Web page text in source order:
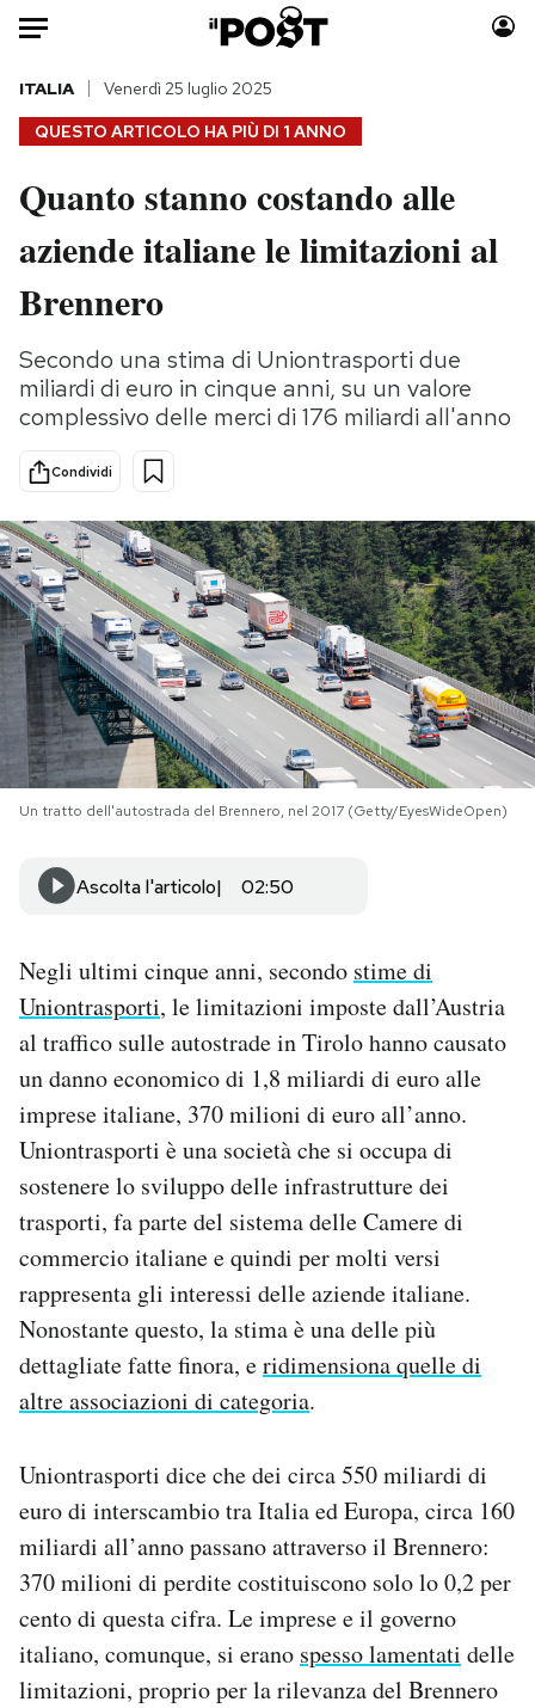
HOME
Italia
Politica
Tecnologia
Scienza
Cultura
Sport
Moda
Consumismi
Media
Europa
PODCAST
NEWSLETTER
I MIEI PREFERITI
SHOP
CALENDARIO
AREA PERSONALE
Area Personale
Newsletter
Notifiche mobile
Regala il Post
Hai bisogno di aiuto?
Esci
QUESTO ARTICOLO HA PIÙ DI 1 ANNO
ITALIA Venerdì 25 luglio 2025
Quanto stanno costando alle
aziende italiane le limitazioni al
Brennero
Secondo una stima di Uniontrasporti due
miliardi di euro in cinque anni, su un valore
complessivo delle merci di 176 miliardi all'anno
Condividi
Un tratto dell'autostrada del Brennero, nel 2017 (Getty/EyesWideOpen)
Ascolta l'articolo 02:50
Negli ultimi cinque anni, secondo stime di
Uniontrasporti, le limitazioni imposte dall’Austria
al traffico sulle autostrade in Tirolo hanno causato
un danno economico di 1,8 miliardi di euro alle
imprese italiane, 370 milioni di euro all’anno.
Uniontrasporti è una società che si occupa di
sostenere lo sviluppo delle infrastrutture dei
trasporti, fa parte del sistema delle Camere di
commercio italiane e quindi per molti versi
rappresenta gli interessi delle aziende italiane.
Nonostante questo, la stima è una delle più
dettagliate fatte finora, eridimensiona quelle di
altre associazioni di categoria.
Uniontrasporti dice che dei circa 550 miliardi di
euro di interscambio tra Italia ed Europa, circa 160
miliardi all’anno passano attraverso il Brennero:
370 milioni di perdite costituiscono solo lo 0,2 per
cento di questa cifra. Le imprese e il governo
italiano, comunque, si erano spesso lamentati delle
limitazioni, proprio per la rilevanza del Brennero